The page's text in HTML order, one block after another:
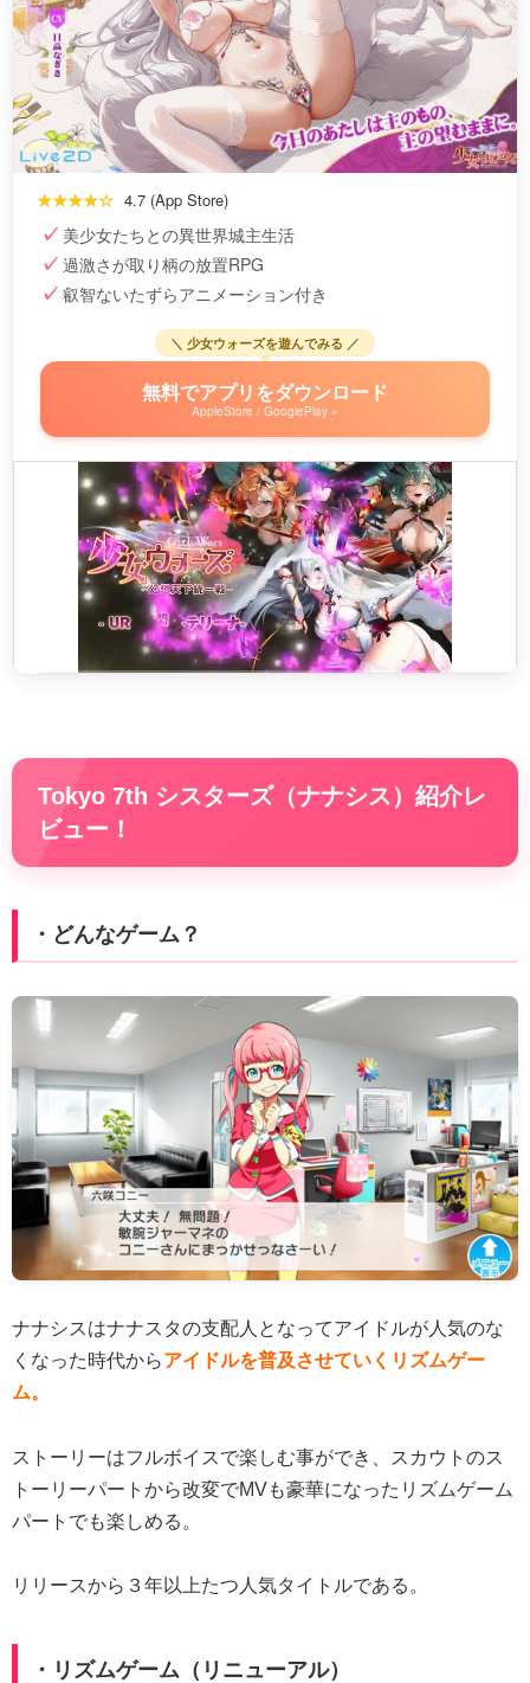
★★★★☆ 4.7 (App Store)
美少女たちとの異世界城主生活
過激さが取り柄の放置RPG
叡智ないたずらアニメーション付き
＼ 少女ウォーズを遊んでみる ／
無料でアプリをダウンロード
AppleStore / GooglePlay »
Tokyo 7th シスターズ（ナナシス）紹介レ
ビュー！
・どんなゲーム？
ナナシスはナナスタの支配人となってアイドルが人気のな
くなった時代からアイドルを普及させていくリズムゲー
ム。
ストーリーはフルボイスで楽しむ事ができ、スカウトのス
トーリーパートから改変でMVも豪華になったリズムゲーム
パートでも楽しめる。
リリースから３年以上たつ人気タイトルである。
・リズムゲーム（リニューアル）